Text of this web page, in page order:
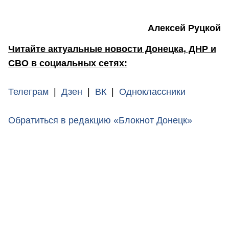
Алексей Руцкой
Читайте актуальные новости Донецка, ДНР и
СВО в социальных сетях:
Телеграм Дзен ВК Одноклассники
Обратиться в редакцию «Блокнот Донецк»